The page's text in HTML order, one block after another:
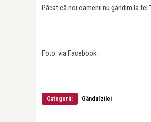
Păcat că noi oamenii nu gândim la fel.”
Foto: via Facebook
Categorii: Gândul zilei